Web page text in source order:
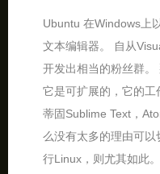
Ubuntu 在Windows上
文本编辑器。 自从
开发出相当的粉丝群。
它是可扩展的，它的
蒂固Sublime Text，
么没有太多的理由可
行Linux，则尤其如此